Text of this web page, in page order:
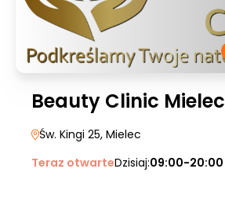
Beauty Clinic Mielec
Św. Kingi 25, Mielec
Teraz otwarteDzisiaj:09:00-20:00